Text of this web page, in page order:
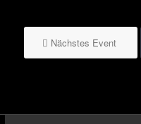
Nächstes Event